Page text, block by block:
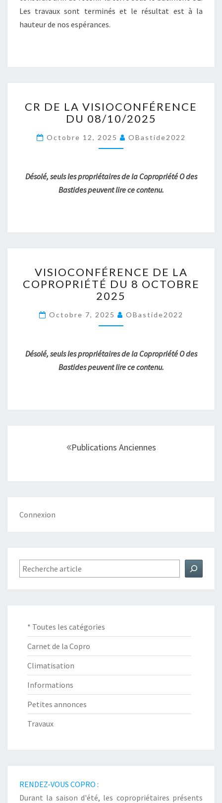
Les travaux sont terminés et le résultat est à la
hauteur de nos espérances.
DE
LA
DU
08/10/2025
CR DE LA VISIOCONFÉRENCE
DU 08/10/2025
Octobre 12, 2025 OBastide2022
Désolé, seuls les propriétaires de la Copropriété O des
Bastides peuvent lire ce contenu.
DE
LA
COPROPRIÉTÉ
8
OCTOBRE
VISIOCONFÉRENCE DE LA
COPROPRIÉTÉ DU 8 OCTOBRE
2025
Octobre 7, 2025 OBastide2022
Désolé, seuls les propriétaires de la Copropriété O des
Bastides peuvent lire ce contenu.
articles
Publications Anciennes
Connexion
Rechercher
* Toutes les catégories
Carnet de la Copro
Climatisation
Informations
Petites annonces
Travaux
RENDEZ-VOUS COPRO :
Durant la saison d'été, les copropriétaires présents